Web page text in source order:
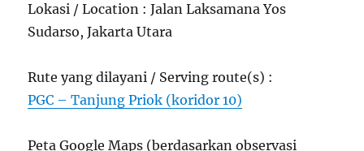
Lokasi / Location : Jalan Laksamana Yos
Sudarso, Jakarta Utara
Rute yang dilayani / Serving route(s) :
PGC – Tanjung Priok (koridor 10)
Peta Google Maps (berdasarkan observasi